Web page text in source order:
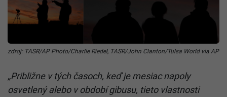
zdroj: TASR/AP Photo/Charlie Riedel, TASR/John Clanton/Tulsa World via AP
„Približne v tých časoch, keď je mesiac napoly
osvetlený alebo v období gibusu, tieto vlastnosti